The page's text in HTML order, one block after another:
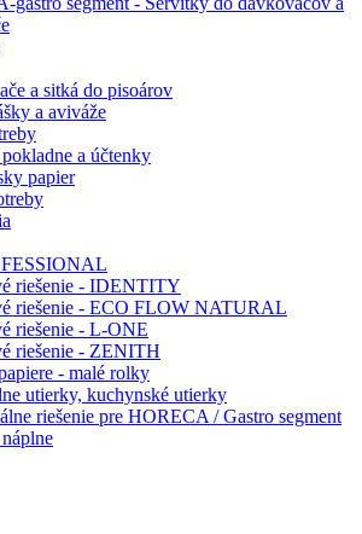
a sitká do pisoárov
a aviváže
a účtenky
papier
riešenie - IDENTITY
riešenie - ECO FLOW NATURAL
riešenie - L-ONE
riešenie - ZENITH
- malé rolky
utierky, kuchynské utierky
riešenie pre HORECA / Gastro segment